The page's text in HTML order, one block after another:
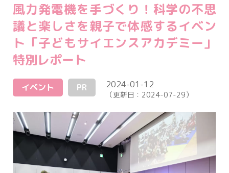
風力発電機を手づくり！科学の不思
議と楽しさを親子で体感するイベン
ト「子どもサイエンスアカデミー」
特別レポート
イベント PR 2024-01-12
（更新日： 2024-07-29）